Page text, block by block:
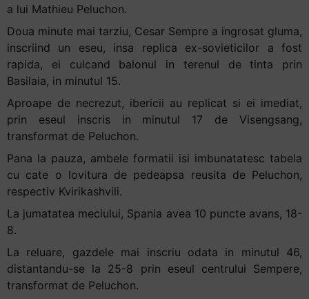
/".
This
shortcut
activates
the
reader
to
help
you
navigate
and
interact
with
content.
a lui Mathieu Peluchon.
Doua minute mai tarziu, Cesar Sempre a ingrosat gluma,
inscriind un eseu, insa replica ex-sovieticilor a fost
rapida, ei culcand balonul in terenul de tinta prin
Basilaia, in minutul 15.
Aproape de necrezut, ibericii au replicat si ei imediat,
prin eseul inscris in minutul 17 de Visengsang,
transformat de Peluchon.
Pana la pauza, ambele formatii isi imbunatatesc tabela
cu cate o lovitura de pedeapsa reusita de Peluchon,
respectiv Kvirikashvili.
La jumatatea meciului, Spania avea 10 puncte avans, 18-
8.
La reluare, gazdele mai inscriu odata in minutul 46,
distantandu-se la 25-8 prin eseul centrului Sempere,
transformat de Peluchon.